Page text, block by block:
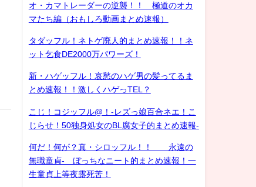
オ・カマトレーダーの逆襲！！ 極道のオカ
マたち編（おもしろ動画まとめ速報）
タダッフル！ネトゲ廃人的まとめ速報！！ネ
ット乞食DE2000万パワーズ！
新・ハゲッフル！哀愁のハゲ男の髪ってるま
とめ速報！！激しくハゲっTEL？
こじ！コジッフル@！-レズっ娘百合ネエ！こ
じらせ！50独身処女のBL腐女子的まとめ速報-
何だ！何が？真・シロッフル！！ 永遠の
無職童貞- ぼっちなニート的まとめ速報！一
生童貞上等夜露死苦！